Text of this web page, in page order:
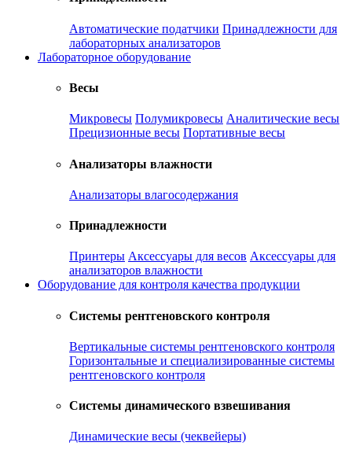
Автоматические податчики Принадлежности для
лабораторных анализаторов
Лабораторное оборудование
Весы
Микровесы Полумикровесы Аналитические весы
Прецизионные весы Портативные весы
Анализаторы влажности
Анализаторы влагосодержания
Принадлежности
Принтеры Аксессуары для весов Аксессуары для
анализаторов влажности
Оборудование для контроля качества продукции
Системы рентгеновского контроля
Вертикальные системы рентгеновского контроля
Горизонтальные и специализированные системы
рентгеновского контроля
Системы динамического взвешивания
Динамические весы (чеквейеры)